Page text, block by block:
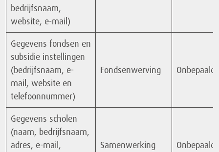
bedrijfsnaam,
website, e-mail)
Gegevens fondsen en
subsidie instellingen
(bedrijfsnaam, e-
mail, website en
telefoonnummer)
Fondsenwerving Onbepaald
Gegevens scholen
(naam, bedrijfsnaam,
adres, e-mail,
Samenwerking Onbepaald